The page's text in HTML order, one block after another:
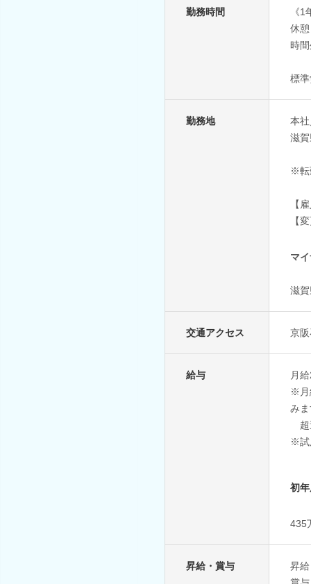
勤務時間
《
休
時
標
勤務地
本
滋
※転
【
【
マ
滋
交通アクセス 京
給与
月
※月
み
超
※試
初
435
昇給・賞与
昇